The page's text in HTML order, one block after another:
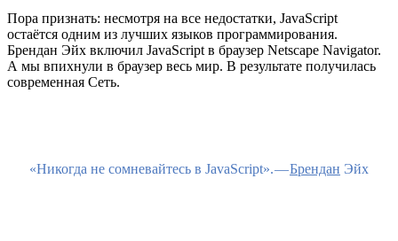
Пора признать: несмотря на все недостатки, JavaScript
остаётся одним из лучших языков программирования.
Брендан Эйх включил JavaScript в браузер Netscape Navigator.
А мы впихнули в браузер весь мир. В результате получилась
современная Сеть.
«Никогда не сомневайтесь в JavaScript». —Брендан Эйх